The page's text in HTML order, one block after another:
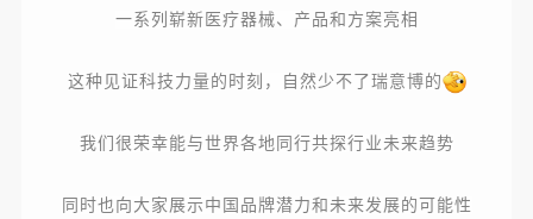
一系列崭新医疗器械、产品和方案亮相
这种见证科技力量的时刻，自然少不了瑞意博的
我们很荣幸能与世界各地同行共探行业未来趋势
同时也向 大家 展示中国品牌潜力和未来发展的可能性